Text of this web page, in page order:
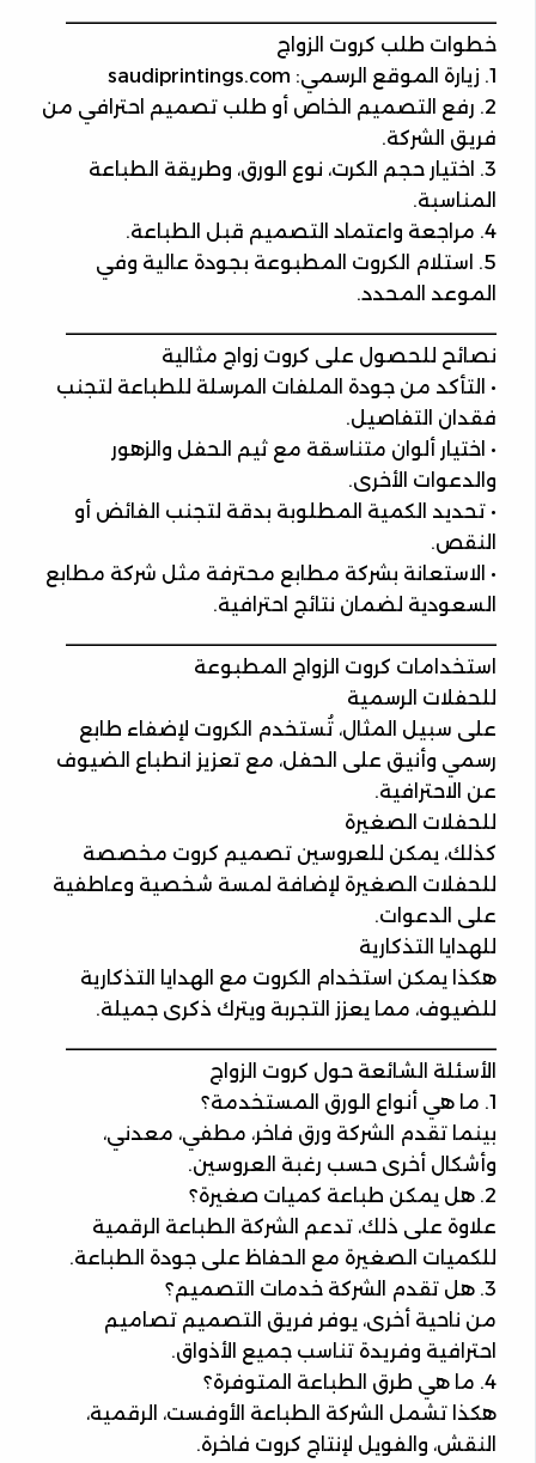
خطوات طلب كروت الزواج
1. زيارة الموقع الرسمي: saudiprintings.com
2. رفع التصميم الخاص أو طلب تصميم احترافي من
فريق الشركة.
3. اختيار حجم الكرت، نوع الورق، وطريقة الطباعة
المناسبة.
4. مراجعة واعتماد التصميم قبل الطباعة.
5. استلام الكروت المطبوعة بجودة عالية وفي
الموعد المحدد.
نصائح للحصول على كروت زواج مثالية
• التأكد من جودة الملفات المرسلة للطباعة لتجنب
فقدان التفاصيل.
• اختيار ألوان متناسقة مع ثيم الحفل والزهور
والدعوات الأخرى.
• تحديد الكمية المطلوبة بدقة لتجنب الفائض أو
النقص.
• الاستعانة بشركة مطابع محترفة مثل شركة مطابع
السعودية لضمان نتائج احترافية.
استخدامات كروت الزواج المطبوعة
للحفلات الرسمية
على سبيل المثال، تُستخدم الكروت لإضفاء طابع
رسمي وأنيق على الحفل، مع تعزيز انطباع الضيوف
عن الاحترافية.
للحفلات الصغيرة
كذلك، يمكن للعروسين تصميم كروت مخصصة
للحفلات الصغيرة لإضافة لمسة شخصية وعاطفية
على الدعوات.
للهدايا التذكارية
هكذا يمكن استخدام الكروت مع الهدايا التذكارية
للضيوف، مما يعزز التجربة ويترك ذكرى جميلة.
الأسئلة الشائعة حول كروت الزواج
1. ما هي أنواع الورق المستخدمة؟
بينما تقدم الشركة ورق فاخر، مطفي، معدني،
وأشكال أخرى حسب رغبة العروسين.
2. هل يمكن طباعة كميات صغيرة؟
علاوة على ذلك، تدعم الشركة الطباعة الرقمية
للكميات الصغيرة مع الحفاظ على جودة الطباعة.
3. هل تقدم الشركة خدمات التصميم؟
من ناحية أخرى، يوفر فريق التصميم تصاميم
احترافية وفريدة تناسب جميع الأذواق.
4. ما هي طرق الطباعة المتوفرة؟
هكذا تشمل الشركة الطباعة الأوفست، الرقمية،
النقش، والفويل لإنتاج كروت فاخرة.